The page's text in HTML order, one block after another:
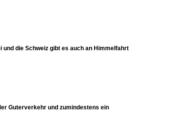
und die Schweiz gibt es auch an Himmelfahrt
Guterverkehr und zumindestens ein